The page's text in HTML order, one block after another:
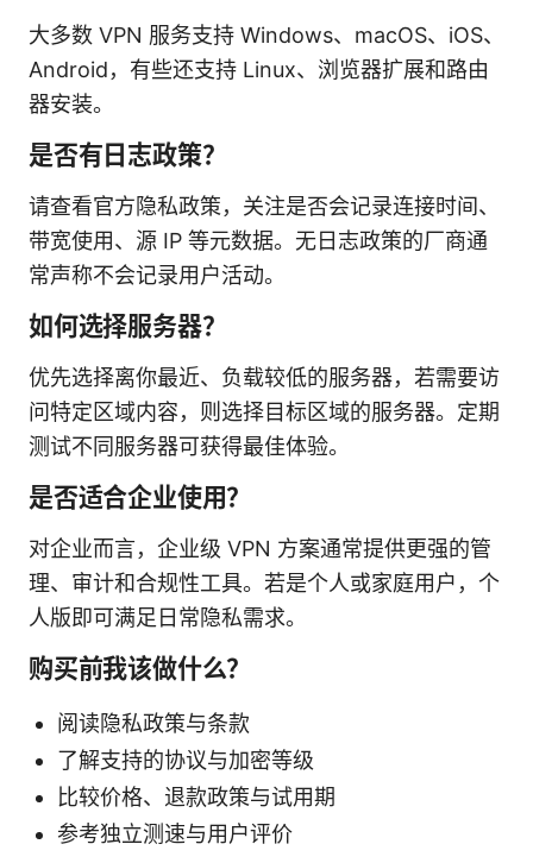
大多数 VPN 服务支持 Windows、macOS、iOS、
Android，有些还支持 Linux、浏览器扩展和路由
器安装。
是否有日志政策？
请查看官方隐私政策，关注是否会记录连接时间、
带宽使用、源 IP 等元数据。无日志政策的厂商通
常声称不会记录用户活动。
如何选择服务器？
优先选择离你最近、负载较低的服务器，若需要访
问特定区域内容，则选择目标区域的服务器。定期
测试不同服务器可获得最佳体验。
是否适合企业使用？
对企业而言，企业级 VPN 方案通常提供更强的管
理、审计和合规性工具。若是个人或家庭用户，个
人版即可满足日常隐私需求。
购买前我该做什么？
阅读隐私政策与条款
了解支持的协议与加密等级
比较价格、退款政策与试用期
参考独立测速与用户评价